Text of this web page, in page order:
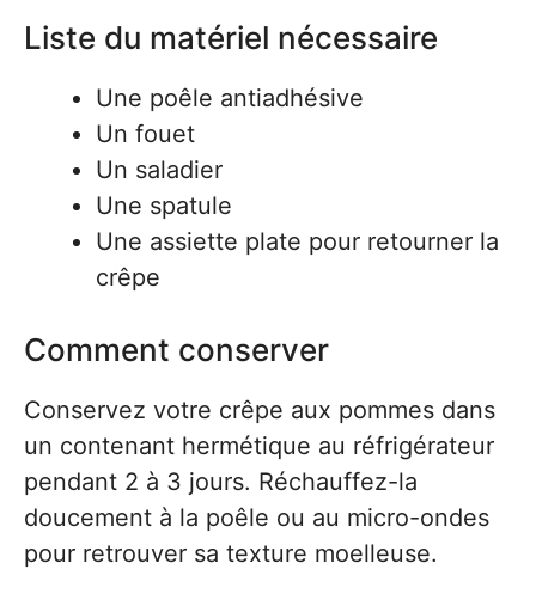
Liste du matériel nécessaire
Une poêle antiadhésive
Un fouet
Un saladier
Une spatule
Une assiette plate pour retourner la
crêpe
Comment conserver
Conservez votre crêpe aux pommes dans
un contenant hermétique au réfrigérateur
pendant 2 à 3 jours. Réchauffez-la
doucement à la poêle ou au micro-ondes
pour retrouver sa texture moelleuse.